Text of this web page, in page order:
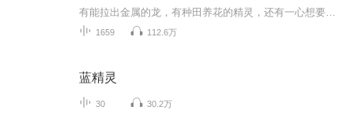
1659 112.6万
蓝精灵
30 30.2万